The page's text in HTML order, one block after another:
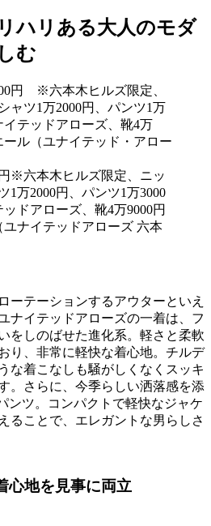
ハリある大人のモダ
む
※六本木ヒルズ限定、ニッ
1万2000円、パンツ1万3000
ドアローズ、靴4万9000円
ユナイテッドアローズ 六本
ーテーションするアウターといえ
ナイテッドアローズの一着は、フ
をしのばせた進化系。軽さと柔軟
り、非常に軽快な着心地。チルデ
な着こなしも騒がしくなくスッキ
。さらに、今季らしい洒落感を添
ンツ。コンパクトで軽快なジャケ
ることで、エレガントな男らしさ
心地を見事に両立